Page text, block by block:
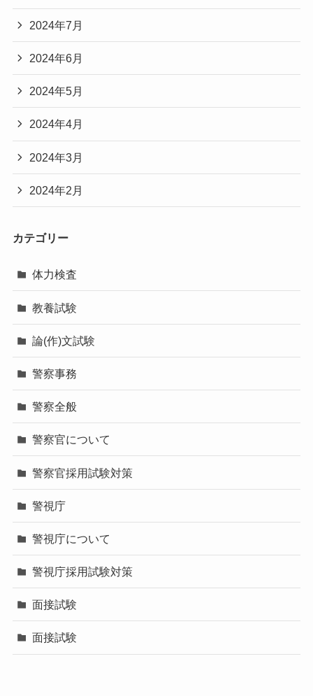
2024年7月
2024年6月
2024年5月
2024年4月
2024年3月
2024年2月
カテゴリー
体力検査
教養試験
論(作)文試験
警察事務
警察全般
警察官について
警察官採用試験対策
警視庁
警視庁について
警視庁採用試験対策
面接試験
面接試験